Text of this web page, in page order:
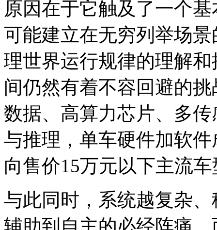
原因在于它触及了一个
可能建立在无穷列举场
理世界运行规律的理解
间仍然有着不容回避的
数据、高算力芯片、多
与推理，单车硬件加软
向售价15万元以下主流
与此同时，系统越复杂
辅助到自主的必经阵痛